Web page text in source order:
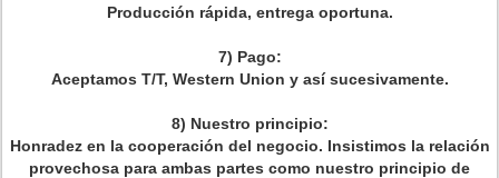
Producción rápida, entrega oportuna.
7) Pago:
Aceptamos T/T, Western Union y así sucesivamente.
8) Nuestro principio:
Honradez en la cooperación del negocio. Insistimos la relación
provechosa para ambas partes como nuestro principio de